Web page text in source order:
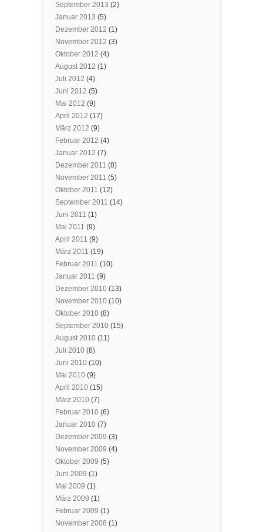
September 2013 (2)
Januar 2013 (5)
Dezember 2012 (1)
November 2012 (3)
Oktober 2012 (4)
August 2012 (1)
Juli 2012 (4)
Juni 2012 (5)
Mai 2012 (9)
April 2012 (17)
März 2012 (9)
Februar 2012 (4)
Januar 2012 (7)
Dezember 2011 (8)
November 2011 (5)
Oktober 2011 (12)
September 2011 (14)
Juni 2011 (1)
Mai 2011 (9)
April 2011 (9)
März 2011 (19)
Februar 2011 (10)
Januar 2011 (9)
Dezember 2010 (13)
November 2010 (10)
Oktober 2010 (8)
September 2010 (15)
August 2010 (11)
Juli 2010 (8)
Juni 2010 (10)
Mai 2010 (9)
April 2010 (15)
März 2010 (7)
Februar 2010 (6)
Januar 2010 (7)
Dezember 2009 (3)
November 2009 (4)
Oktober 2009 (5)
Juni 2009 (1)
Mai 2009 (1)
März 2009 (1)
Februar 2009 (1)
November 2008 (1)